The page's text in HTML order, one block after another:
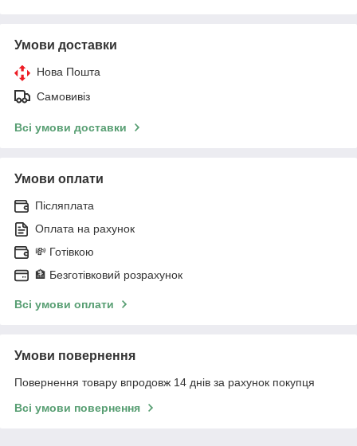
Умови доставки
Нова Пошта
Самовивіз
Всі умови доставки
Умови оплати
Післяплата
Оплата на рахунок
💸 Готівкою
🏦 Безготівковий розрахунок
Всі умови оплати
Умови повернення
Повернення товару впродовж 14 днів за рахунок покупця
Всі умови повернення